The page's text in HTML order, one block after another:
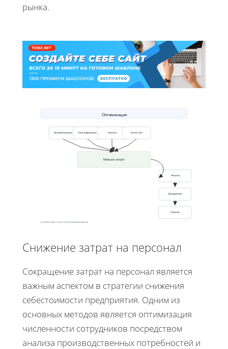
рынка.
Оптимизация
Автоматизация Квалификация Анализ Качество
Меньше затрат
Анализ
Внедрение
Оценка
Ключевые меры и этапы оптимизации производства
Снижение затрат на персонал
Сокращение затрат на персонал является
важным аспектом в стратегии снижения
себестоимости предприятия. Одним из
основных методов является оптимизация
численности сотрудников посредством
анализа производственных потребностей и